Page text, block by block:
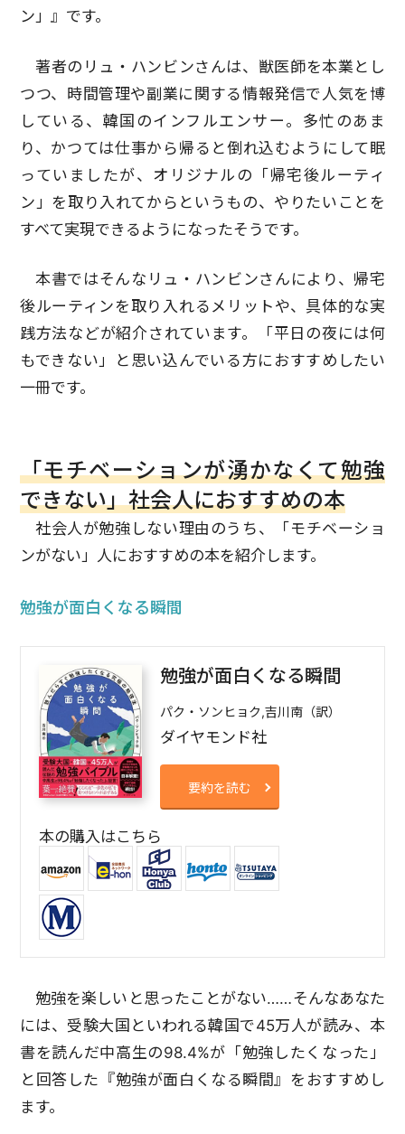
ン」』です。
著者のリュ・ハンビンさんは、獣医師を本業とし
つつ、時間管理や副業に関する情報発信で人気を博
している、韓国のインフルエンサー。多忙のあま
り、かつては仕事から帰ると倒れ込むようにして眠
っていましたが、オリジナルの「帰宅後ルーティ
ン」を取り入れてからというもの、やりたいことを
すべて実現できるようになったそうです。
本書ではそんなリュ・ハンビンさんにより、帰宅
後ルーティンを取り入れるメリットや、具体的な実
践方法などが紹介されています。「平日の夜には何
もできない」と思い込んでいる方におすすめしたい
一冊です。
「モチベーションが湧かなくて勉強
できない」社会人におすすめの本
社会人が勉強しない理由のうち、「モチベーショ
ンがない」人におすすめの本を紹介します。
勉強が面白くなる瞬間
勉強が面白くなる瞬間
パク・ソンヒョク,吉川南（訳）
ダイヤモンド社
要約を読む
本の購入はこちら
勉強を楽しいと思ったことがない……そんなあなた
には、受験大国といわれる韓国で45万人が読み、本
書を読んだ中高生の98.4%が「勉強したくなった」
と回答した『勉強が面白くなる瞬間』をおすすめし
ます。